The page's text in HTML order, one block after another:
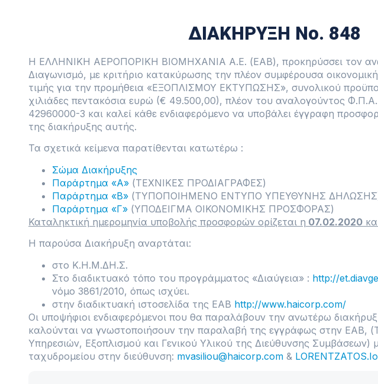
ΔΙΑΚΗΡΥΞΗ Νο. 848
Η ΕΛΛΗΝΙΚΗ ΑΕΡΟΠΟΡΙΚΗ ΒΙΟΜΗΧΑΝΙΑ Α.Ε. (ΕΑΒ), προκηρύσσει τον
Διαγωνισμό, με κριτήριο κατακύρωσης την πλέον συμφέρουσα
τιμής για την προμήθεια «ΕΞΟΠΛΙΣΜΟΥ ΕΚΤΥΠΩΣΗΣ», συνολικού
χιλιάδες πεντακόσια ευρώ (€ 49.500,00), πλέον του αναλογούντος
42960000-3 και καλεί κάθε ενδιαφερόμενο να υποβάλει έγγραφη
της διακήρυξης αυτής.
Τα σχετικά κείμενα παρατίθενται κατωτέρω :
Σώμα Διακήρυξης
Παράρτημα «Α» (ΤΕΧΝΙΚΕΣ ΠΡΟΔΙΑΓΡΑΦΕΣ)
Παράρτημα «Β» (ΤΥΠΟΠΟΙΗΜΕΝΟ ΕΝΤΥΠΟ ΥΠΕΥΘΥΝΗΣ
Παράρτημα «Γ» (ΥΠΟΔΕΙΓΜΑ ΟΙΚΟΝΟΜΙΚΗΣ ΠΡΟΣΦΟΡΑΣ)
Καταληκτική ημερομηνία υποβολής προσφορών ορίζεται η 07.02.2020
Η παρούσα Διακήρυξη αναρτάται:
στο Κ.Η.Μ.ΔΗ.Σ.
Στο διαδικτυακό τόπο του προγράμματος «Διαύγεια» : http://
νόμο 3861/2010, όπως ισχύει.
στην διαδικτυακή ιστοσελίδα της ΕΑΒ http://www.haicorp.com/
Οι υποψήφιοι ενδιαφερόμενοι που θα παραλάβουν την ανωτέρω
καλούνται να γνωστοποιήσουν την παραλαβή της εγγράφως στην ΕΑΒ,
Υπηρεσιών, Εξοπλισμού και Γενικού Υλικού της Διεύθυνσης Συμβάσεων)
ταχυδρομείου στην διεύθυνση: mvasiliou@haicorp.com &